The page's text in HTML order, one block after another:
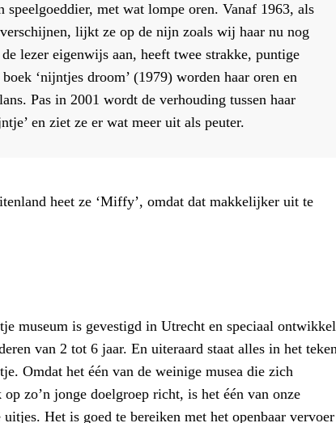
met wat lompe oren. Vanaf 1963, als
lijkt ze op de nijn zoals wij haar nu nog
lezer eigenwijs aan, heeft twee strakke, puntige
‘nijntjes droom’ (1979) worden haar oren en
Pas in 2001 wordt de verhouding tussen haar
en ziet ze er wat meer uit als peuter.
heet ze ‘Miffy’, omdat dat makkelijker uit te
museum is gevestigd in Utrecht en speciaal
van 2 tot 6 jaar. En uiteraard staat alles in het
Omdat het één van de weinige musea die zich
op zo’n jonge doelgroep richt, is het één van onze
Het is goed te bereiken met het openbaar vervoer